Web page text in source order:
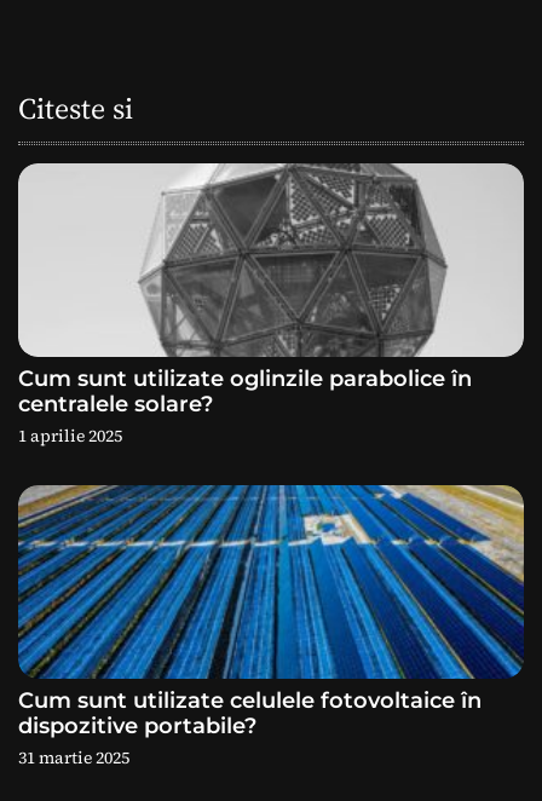
r
e
a
r
t
i
c
o
l
e
Citeste si
Cum sunt utilizate oglinzile parabolice în
centralele solare?
1 aprilie 2025
Cum sunt utilizate celulele fotovoltaice în
dispozitive portabile?
31 martie 2025